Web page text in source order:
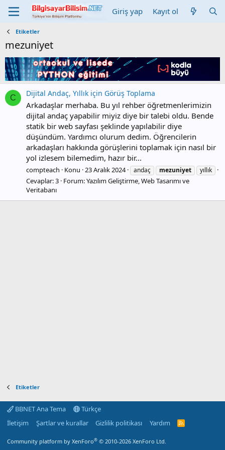
Giriş yap Kayıt ol
Etiketler
mezuniyet
C Dijital Andaç, Yıllık için Görüş Toplama
Arkadaşlar merhaba. Bu yıl rehber öğretmenlerimizin
dijital andaç yapabilir miyiz diye bir talebi oldu. Bende
statik bir web sayfası şeklinde yapılabilir diye
düşündüm. Yardımcı olurum dedim. Öğrencilerin
arkadaşları hakkında görüşlerini toplamak için nasıl bir
yol izlesem bilemedim, hazır bir...
compteach Konu 23 Aralık 2024 andaç mezuniyet yıllık
Cevaplar: 3 Forum:Yazılım Geliştirme, Web Tasarımı ve
Veritabanı
Etiketler
BBNET Ana Tema
Türkçe
İletişim
Şartlar ve kurallar Gizlilik politikası Yardım
R
Community platform by XenForo® © 2010-2026 XenForo Ltd.